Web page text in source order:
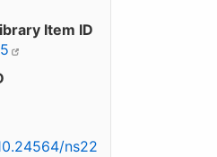
Item ID
ns22